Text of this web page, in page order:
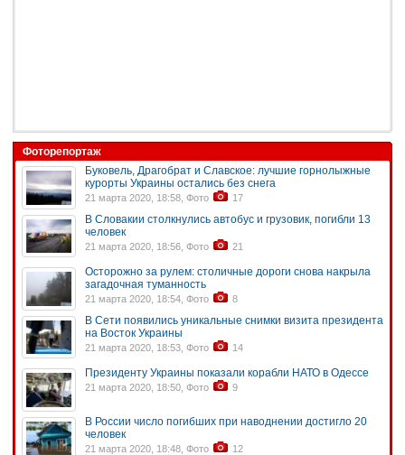
Фоторепортаж
Буковель, Драгобрат и Славское: лучшие горнолыжные
курорты Украины остались без снега
21 марта 2020, 18:58, Фото 17
В Словакии столкнулись автобус и грузовик, погибли 13
человек
21 марта 2020, 18:56, Фото 21
Осторожно за рулем: столичные дороги снова накрыла
загадочная туманность
21 марта 2020, 18:54, Фото 8
В Сети появились уникальные снимки визита президента
на Восток Украины
21 марта 2020, 18:53, Фото 14
Президенту Украины показали корабли НАТО в Одессе
21 марта 2020, 18:50, Фото 9
В России число погибших при наводнении достигло 20
человек
21 марта 2020, 18:48, Фото 12